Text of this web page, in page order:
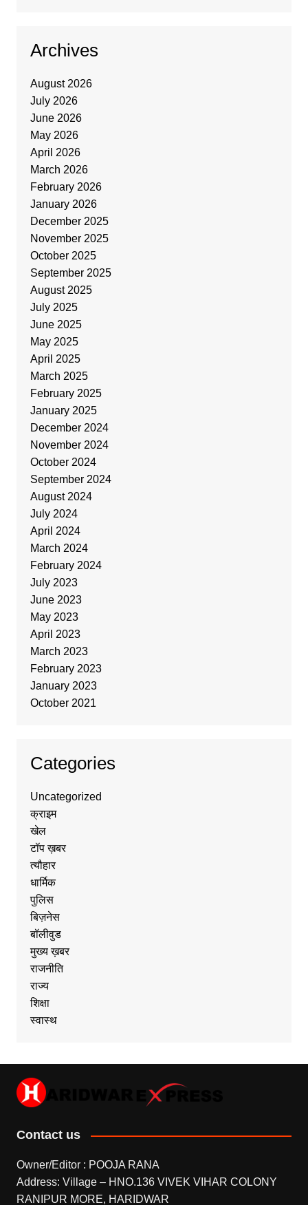
Archives
August 2026
July 2026
June 2026
May 2026
April 2026
March 2026
February 2026
January 2026
December 2025
November 2025
October 2025
September 2025
August 2025
July 2025
June 2025
May 2025
April 2025
March 2025
February 2025
January 2025
December 2024
November 2024
October 2024
September 2024
August 2024
July 2024
April 2024
March 2024
February 2024
July 2023
June 2023
May 2023
April 2023
March 2023
February 2023
January 2023
October 2021
Categories
Uncategorized
क्राइम
खेल
टॉप ख़बर
त्यौहार
धार्मिक
पुलिस
बिज़नेस
बॉलीवुड
मुख्य ख़बर
राजनीति
राज्य
शिक्षा
स्वास्थ
Contact us
Owner/Editor : POOJA RANA
Address: Village – HNO.136 VIVEK VIHAR COLONY
RANIPUR MORE, HARIDWAR